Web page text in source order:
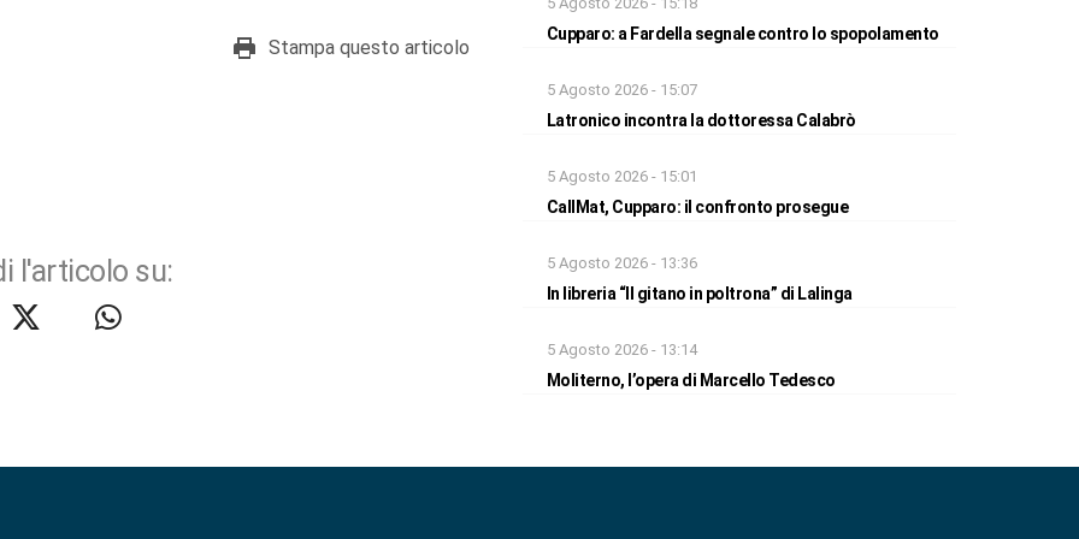
Stampa questo articolo
l'articolo su:
Cupparo: a Fardella segnale contro lo spopolamento
5 Agosto 2026 - 15:07
Latronico incontra la dottoressa Calabrò
5 Agosto 2026 - 15:01
CallMat, Cupparo: il confronto prosegue
5 Agosto 2026 - 13:36
In libreria “Il gitano in poltrona” di Lalinga
5 Agosto 2026 - 13:14
Moliterno, l’opera di Marcello Tedesco